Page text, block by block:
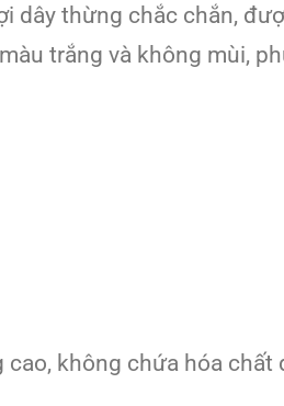
dây thừng chắc chắn,
trắng và không mùi,
không chứa hóa chất